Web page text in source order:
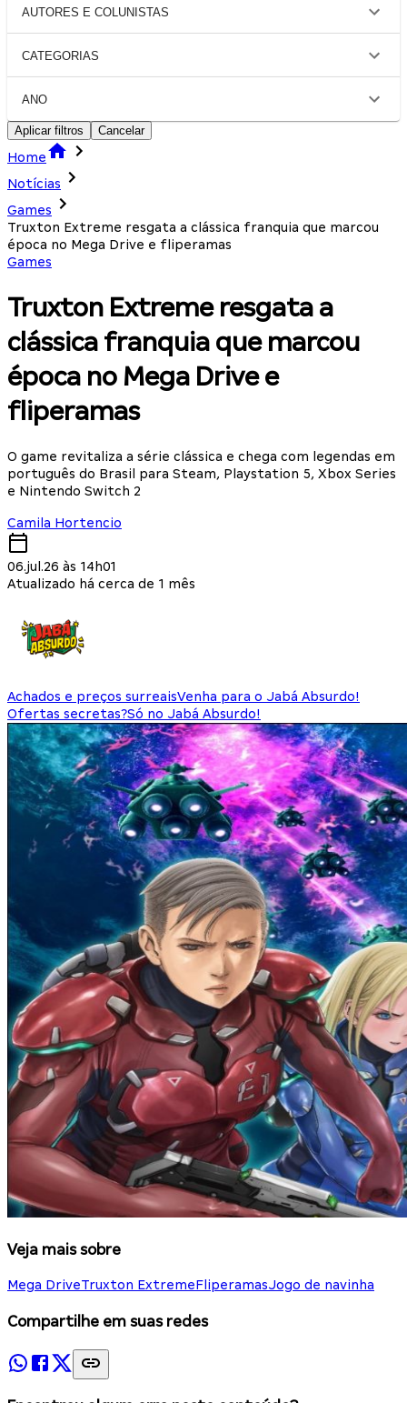
AUTORES E COLUNISTAS
CATEGORIAS
ANO
Aplicar filtros Cancelar
Home
Notícias
Games
Truxton Extreme resgata a clássica franquia que marcou
época no Mega Drive e fliperamas
Games
Truxton Extreme resgata a
clássica franquia que marcou
época no Mega Drive e
fliperamas
O game revitaliza a série clássica e chega com legendas em
português do Brasil para Steam, Playstation 5, Xbox Series
e Nintendo Switch 2
Camila Hortencio
06.jul.26 às 14h01
Atualizado há cerca de 1 mês
Achados e preços surreaisVenha para o Jabá Absurdo!
Ofertas secretas?Só no Jabá Absurdo!
Veja mais sobre
Mega DriveTruxton ExtremeFliperamasJogo de navinha
Compartilhe em suas redes